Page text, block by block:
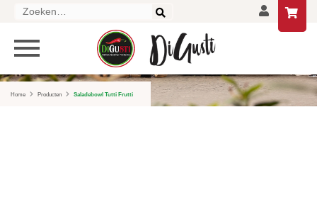
Zoeken
PRODUCTEN
Home Producten Saladebowl Tutti Frutti